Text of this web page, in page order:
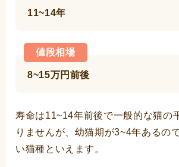
11~14年
値段相場
8~15万円前後
寿命は11~14年前後で一般的な猫の
りませんが、幼猫期が3~4年あるの
い猫種といえます。